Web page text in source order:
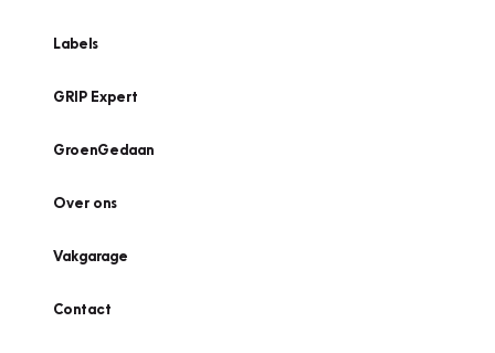
Labels
GRIP Expert
GroenGedaan
Over ons
Vakgarage
Contact